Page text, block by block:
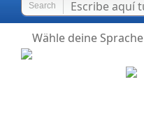
Search
Wähle deine Sprache